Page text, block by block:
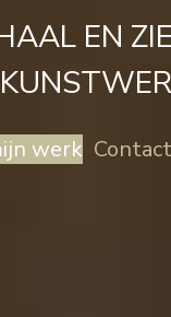
EN
werk